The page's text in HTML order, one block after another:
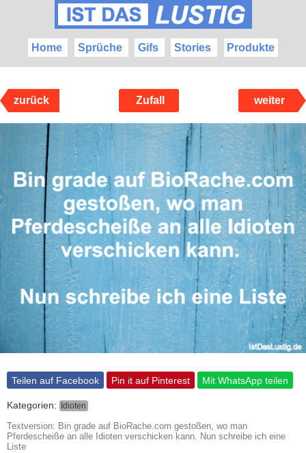
Home Sprüche Gifs Stories Produkte
zurück Zufall weiter
Teilen auf Facebook Pin it auf Pinterest Mit WhatsApp teilen
Kategorien: Idioten
Textversion: Bin grade auf BioRache.com gestoßen, wo man
Pferdescheiße an alle Idioten verschicken kann. Nun schreibe ich eine
Liste